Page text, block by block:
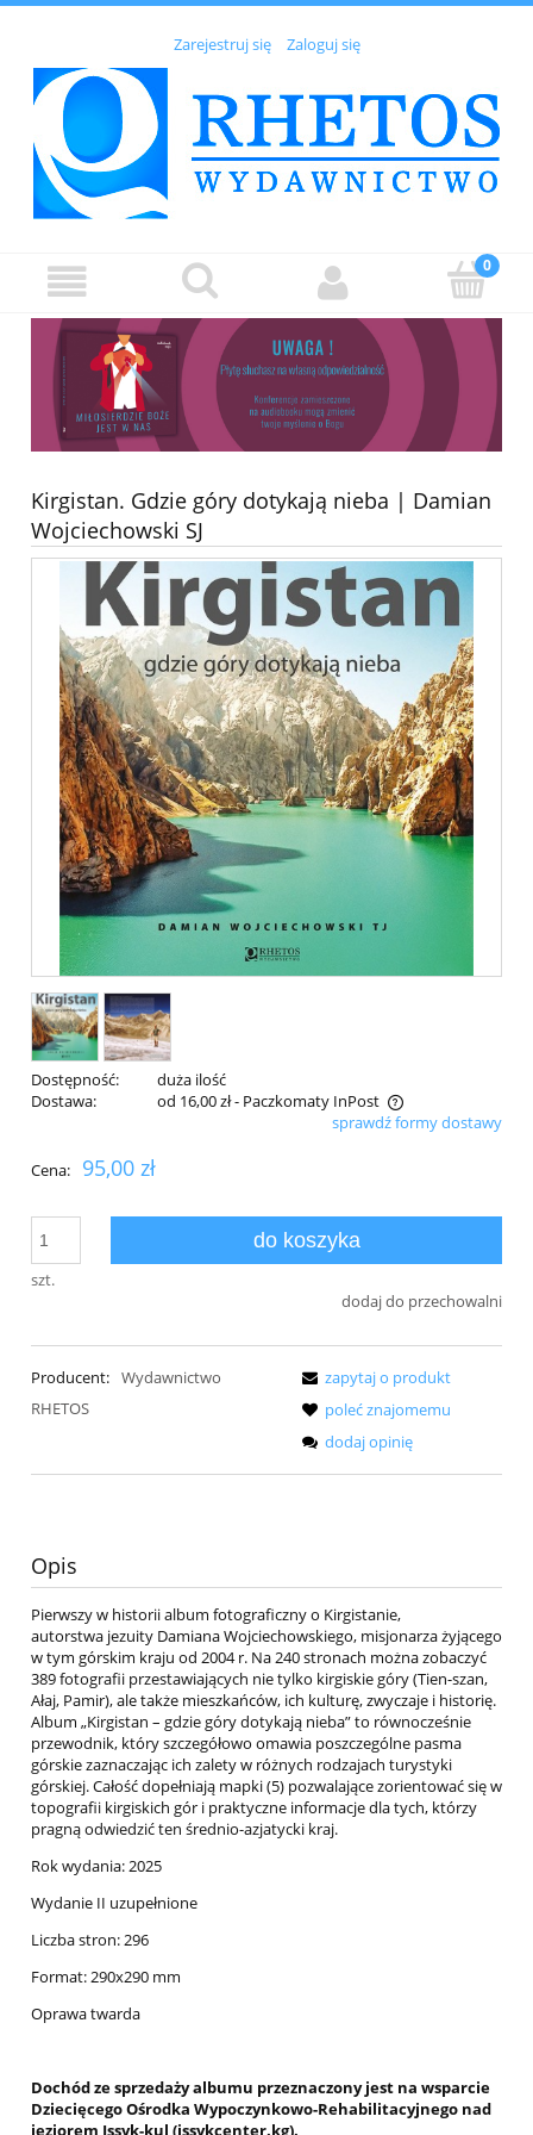
Zarejestruj się Zaloguj się
Kirgistan. Gdzie góry dotykają nieba | Damian
Wojciechowski SJ
Dostępność:
duża ilość
Dostawa:
od 16,00 zł- Paczkomaty InPost
Cena nie zawiera ewentualnych kosztów płatnościsprawdź formy dostawy
Cena: 95,00 zł
szt.
do koszyka
dodaj do przechowalni
Producent: Wydawnictwo
RHETOS
zapytaj o produkt
poleć znajomemu
dodaj opinię
Opis
Pierwszy w historii album fotograficzny o Kirgistanie,
autorstwa jezuity Damiana Wojciechowskiego, misjonarza żyjącego
w tym górskim kraju od 2004 r. Na 240 stronach można zobaczyć
389 fotografii przestawiających nie tylko kirgiskie góry (Tien-szan,
Ałaj, Pamir), ale także mieszkańców, ich kulturę, zwyczaje i historię.
Album „Kirgistan – gdzie góry dotykają nieba” to równocześnie
przewodnik, który szczegółowo omawia poszczególne pasma
górskie zaznaczając ich zalety w różnych rodzajach turystyki
górskiej. Całość dopełniają mapki (5) pozwalające zorientować się w
topografii kirgiskich gór i praktyczne informacje dla tych, którzy
pragną odwiedzić ten średnio-azjatycki kraj.
Rok wydania: 2025
Wydanie II uzupełnione
Liczba stron: 296
Format: 290x290 mm
Oprawa twarda
Dochód ze sprzedaży albumu przeznaczony jest na wsparcie
Dziecięcego Ośrodka Wypoczynkowo-Rehabilitacyjnego nad